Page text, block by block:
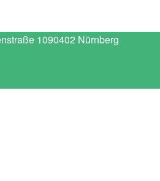
1090402 Nürnberg